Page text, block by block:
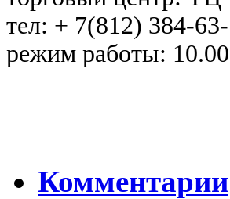
тел: + 7(812) 384-
режим работы:
Комментарии